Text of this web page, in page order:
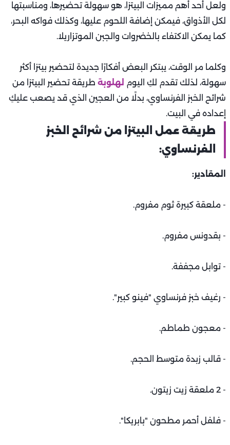
ولعل أحد أهم مميزات البيتزا، هو سهولة تحضيرها، ومناسبتها
لكل الأذواق، فيمكن إضافة اللحوم عليها، وكذلك فواكه البحر،
كما يمكن الاكتفاء بالخضروات والجبن الموتزاريلا.
وكلما مر الوقت، يبتكر البعض أفكارًا جديدة لتحضير بيتزا أكثر
سهولة، لذلك تقدم لكِ اليوم لهلوبة طريقة تحضير البيتزا من
شرائح الخبز الفرنساوي، بدلًا من العجين الذي قد يصعب عليكِ
إعداده في البيت.
طريقة عمل البيتزا من شرائح الخبز
الفرنساوي:
المقادير:
- ملعقة كبيرة ثوم مفروم.
- بقدونس مفروم.
- توابل مجففة.
- رغيف خبز فرنساوي "فينو كبير".
- معجون طماطم.
- قالب زبدة متوسط الحجم.
- 2 ملعقة زيت زيتون.
- فلفل أحمر مطحون "بابريكا".